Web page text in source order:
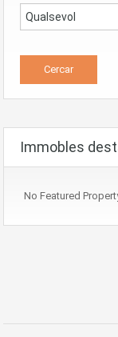
Immobles
No Featured